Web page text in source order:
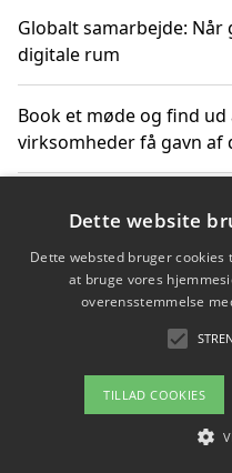
Globalt samarbejde:
digitale rum
Book et møde og find
virksomheder få gavn af
får du indgår et
Hold et møde med en
mest professionelle til
Copyright
Om / kontakt
Dette website
Dette websted bruger
at bruge vores
overensstemmelse
TILLAD COOKIES